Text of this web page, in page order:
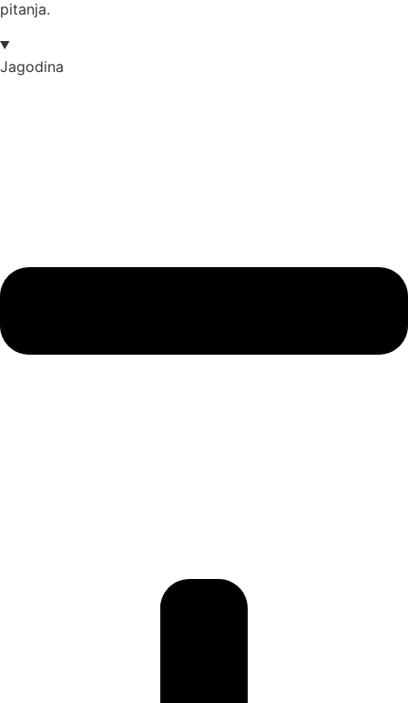
pitanja.
Jagodina